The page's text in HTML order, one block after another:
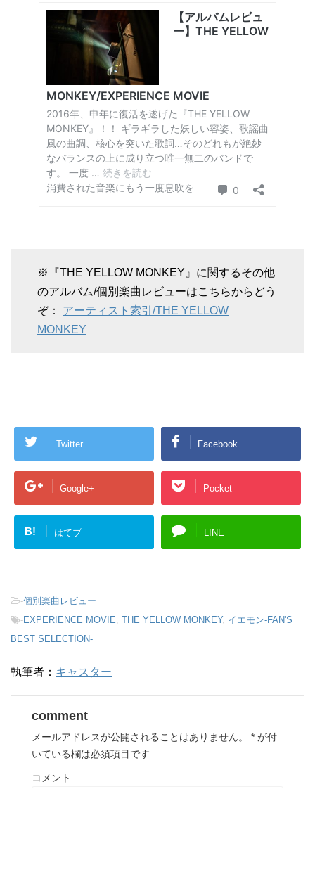
※『THE YELLOW MONKEY』に関するその他
のアルバム/個別楽曲レビューはこちらからどう
ぞ： アーティスト索引/THE YELLOW
MONKEY
Twitter Facebook
Google+ Pocket
B! はてブ LINE
-個別楽曲レビュー
-EXPERIENCE MOVIE, THE YELLOW MONKEY, イエモン-FAN'S
BEST SELECTION-
執筆者： キャスター
comment
メールアドレスが公開されることはありません。 * が付
いている欄は必須項目です
コメント